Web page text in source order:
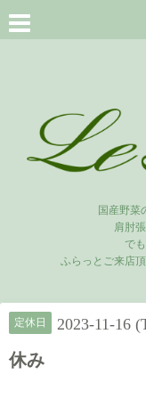
国産野菜
肩肘
で
ふらっとご来店
定休日 2023-11-16
休み